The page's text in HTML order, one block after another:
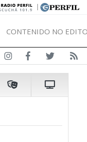
|
CONTENIDO NO